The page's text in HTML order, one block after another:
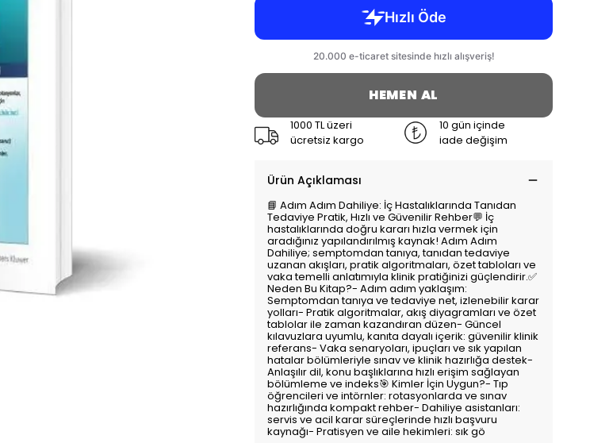
HEMEN AL
1000 TL üzeri
ücretsiz kargo
10 gün içinde
iade değişim
Ürün Açıklaması
📘 Adım Adım Dahiliye: İç Hastalıklarında Tanıdan
Tedaviye Pratik, Hızlı ve Güvenilir Rehber💬 İç
hastalıklarında doğru kararı hızla vermek için
aradığınız yapılandırılmış kaynak! Adım Adım
Dahiliye; semptomdan tanıya, tanıdan tedaviye
uzanan akışları, pratik algoritmaları, özet tabloları ve
vaka temelli anlatımıyla klinik pratiğinizi güçlendirir.✅
Neden Bu Kitap?- Adım adım yaklaşım:
Semptomdan tanıya ve tedaviye net, izlenebilir karar
yolları- Pratik algoritmalar, akış diyagramları ve özet
tablolar ile zaman kazandıran düzen- Güncel
kılavuzlara uyumlu, kanıta dayalı içerik: güvenilir klinik
referans- Vaka senaryoları, ipuçları ve sık yapılan
hatalar bölümleriyle sınav ve klinik hazırlığa destek-
Anlaşılır dil, konu başlıklarına hızlı erişim sağlayan
bölümleme ve indeks🎯 Kimler İçin Uygun?- Tıp
öğrencileri ve intörnler: rotasyonlarda ve sınav
hazırlığında kompakt rehber- Dahiliye asistanları:
servis ve acil karar süreçlerinde hızlı başvuru
kaynağı- Pratisyen ve aile hekimleri: sık gö